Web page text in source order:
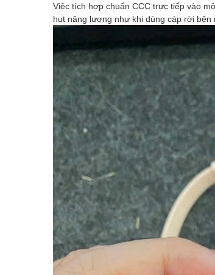
Việc tích hợp chuẩn CCC trực tiếp vào
hụt năng lượng như khi dùng cáp rời bên